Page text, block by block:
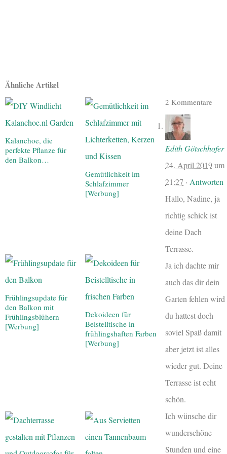
Ähnliche Artikel
Kalanchoe, die
perfekte Pflanze für
den Balkon…
Gemütlichkeit im
Schlafzimmer
[Werbung]
Frühlingsupdate für
den Balkon mit
Frühlingsblühern
[Werbung]
Dekoideen für
Beistelltische in
frühlingshaften Farben
[Werbung]
2 Kommentare
Edith Götschhofer
24. April 2019um
21:27 · Antworten
Hallo, Nadine, ja
richtig schick ist
deine Dach
Terrasse.
Ja ich dachte mir
auch das dir dein
Garten fehlen wird
du hattest doch
soviel Spaß damit
aber jetzt ist alles
wieder gut. Deine
Terrasse ist echt
schön.
Ich wünsche dir
wunderschöne
Stunden und eine